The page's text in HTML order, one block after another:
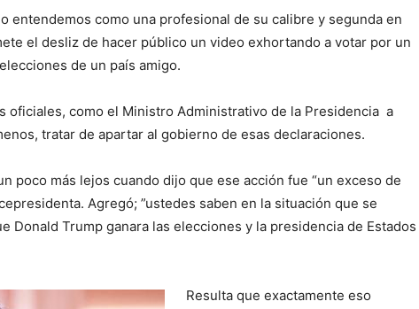
entendemos como una profesional de su calibre y segunda en
el desliz de hacer público un video exhortando a votar por un
de un país amigo.
oficiales, como el Ministro Administrativo de la Presidencia a
tratar de apartar al gobierno de esas declaraciones.
poco más lejos cuando dijo que ese acción fue “un exceso de
Agregó; ”ustedes saben en la situación que se
Donald Trump ganara las elecciones y la presidencia de Estados
Resulta que exactamente eso